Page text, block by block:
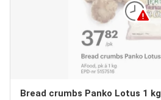
Bread crumbs Panko Lotus 1 kg